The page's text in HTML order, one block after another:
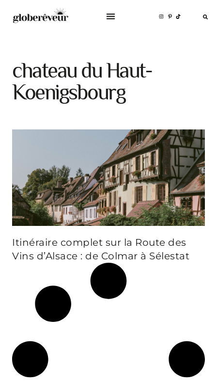
chateau du Haut-
Koenigsbourg
Itinéraire complet sur la Route des
Vins d’Alsace : de Colmar à Sélestat